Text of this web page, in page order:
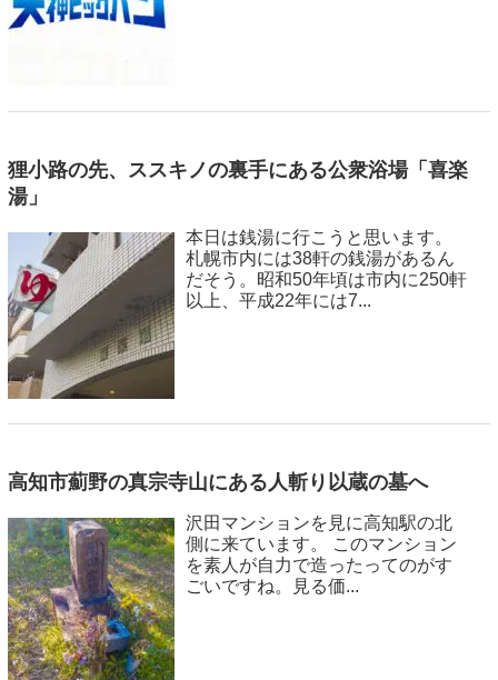
狸小路の先、ススキノの裏手にある公衆浴場「喜楽
湯」
本日は銭湯に行こうと思います。
札幌市内には38軒の銭湯があるん
だそう。昭和50年頃は市内に250軒
以上、平成22年には7...
高知市薊野の真宗寺山にある人斬り以蔵の墓へ
沢田マンションを見に高知駅の北
側に来ています。 このマンション
を素人が自力で造ったってのがす
ごいですね。見る価...